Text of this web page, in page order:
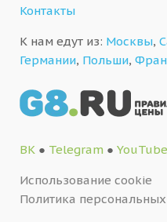
Контакты
К нам едут из: Москвы,
Германии, Польши,
ВК ● Telegram ● YouTube
Использование cookie
Политика